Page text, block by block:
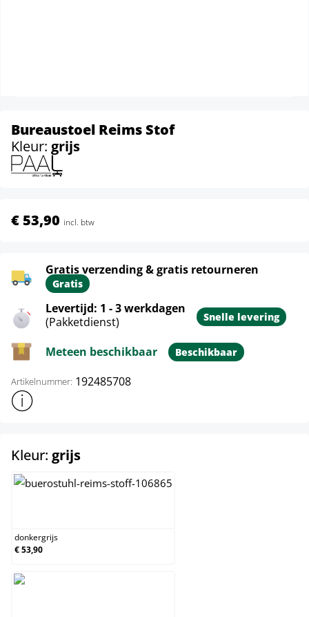
Bureaustoel Reims Stof
Kleur: grijs
€ 53,90 incl. btw
Gratis verzending & gratis retourneren
Gratis
Levertijd: 1 - 3 werkdagen
(Pakketdienst)
Snelle levering
Meteen beschikbaar Beschikbaar
Artikelnummer: 192485708
Toon meer productinformatie
Kleur: grijsselect
donkergrijs
€ 53,90